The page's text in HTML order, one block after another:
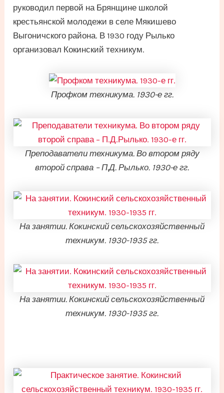
руководил первой на Брянщине школой
крестьянской молодежи в селе Мякишево
Выгоничского района. В 1930 году Рылько
организовал Кокинский техникум.
Профком техникума. 1930-е гг.
Преподаватели техникума. Во втором ряду
второй справа – П.Д. Рылько. 1930-е гг.
На занятии. Кокинский сельскохозяйственный
техникум. 1930-1935 гг.
На занятии. Кокинский сельскохозяйственный
техникум. 1930-1935 гг.